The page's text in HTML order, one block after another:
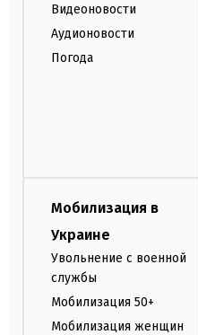
Видеоновости
Аудионовости
Погода
Мобилизация в
Украине
Увольнение с военной
службы
Мобилизация 50+
Мобилизация женщин